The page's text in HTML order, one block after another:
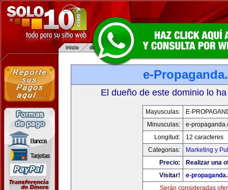
e-
El dueño de este dominio lo
Mayusculas:
E-
Minusculas:
e-
Longitud:
12 caracteres
Categorias:
Marketing y
Precio:
Realizar una
Visitar!
e-
Serán consideradas